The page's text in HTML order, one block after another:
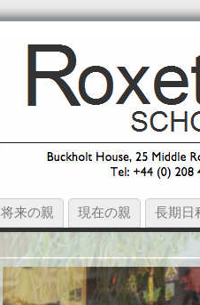
将来の親 現在の親 長期日